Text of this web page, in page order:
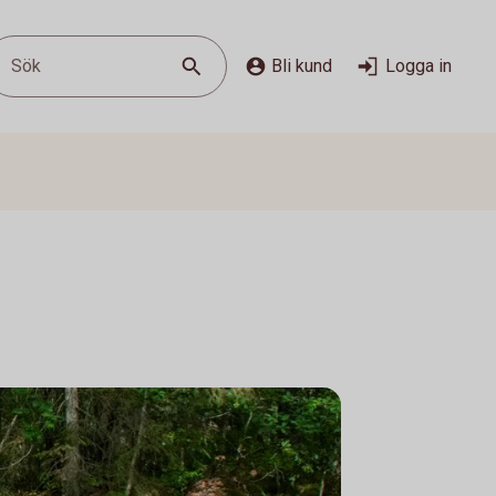
Sök Bli kund Logga in